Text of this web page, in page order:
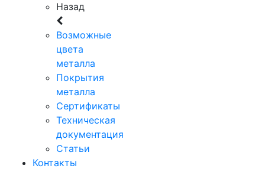
Назад
Возможные
цвета
металла
Покрытия
металла
Сертификаты
Техническая
документация
Статьи
Контакты